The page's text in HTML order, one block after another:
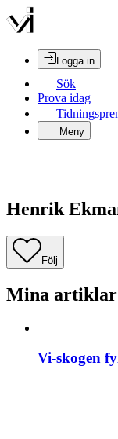
Logga in
Sök
Prova idag
Meny
Henrik
Följ
Mina artiklar
Vi-skogen